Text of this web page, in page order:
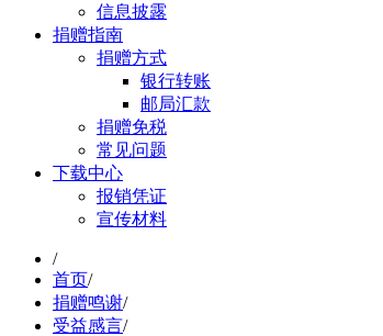
信息披露
捐赠指南
捐赠方式
银行转账
邮局汇款
捐赠免税
常见问题
下载中心
报销凭证
宣传材料
/
首页/
捐赠鸣谢/
受益感言/